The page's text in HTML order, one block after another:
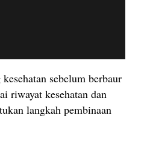
sebelum berbaur
riwayat kesehatan dan
langkah pembinaan